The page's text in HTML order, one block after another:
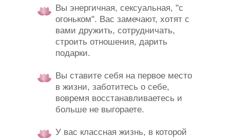
Вы энергичная, сексуальная, "с
огоньком". Вас замечают, хотят с
вами дружить, сотрудничать,
строить отношения, дарить
подарки.
Вы ставите себя на первое место
в жизни, заботитесь о себе,
вовремя восстанавливаетесь и
больше не выгораете.
У вас классная жизнь, в которой